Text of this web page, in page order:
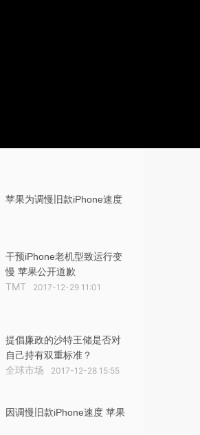
苹果为调慢旧款iPhone速度
干预iPhone老机型致运行变
慢 苹果公开道歉
TMT 2017-12-29 11:01
提倡廉政的沙特王储是否对
自己持有双重标准？
全球市场 2017-12-28 15:55
因调慢旧款iPhone速度 苹果